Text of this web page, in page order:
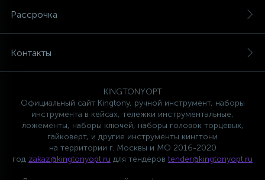
Рассрочка
Контакты
KINGTONYOPT
Официальный сайт Kingtony, ручной инструмент, наборы
инструмента в кейсах, тележки инструментальные,
ложементы, наборы ключей, наборы головок торцевых,
гайковерт, и другие инструменты кингтони
на территории г. Москвы и МО 2016-2020
год zakaz@kingtonyopt.ru для тендеров tender@kingtonyopt.ru